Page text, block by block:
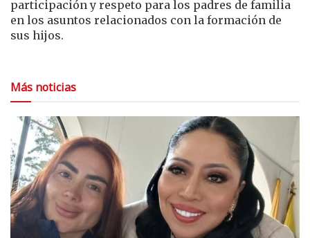
participación y respeto para los padres de familia
en los asuntos relacionados con la formación de
sus hijos.
Más noticias